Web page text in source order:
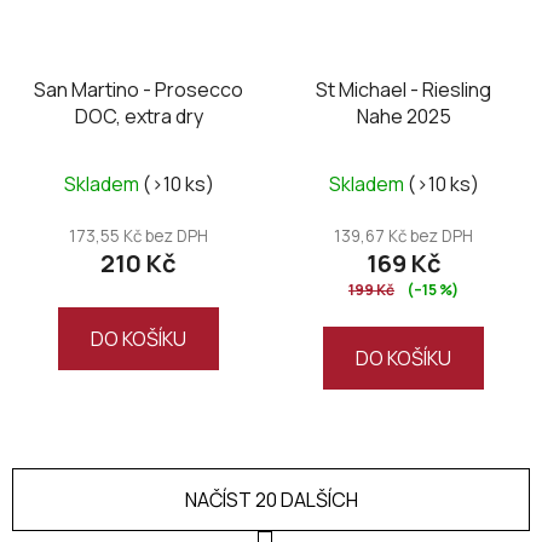
San Martino - Prosecco
DOC, extra dry
Skladem (>10 ks)
173,55 Kč bez DPH
210 Kč
DO KOŠÍKU
St Michael - Riesling
Nahe 2025
Skladem (>10 ks)
139,67 Kč bez DPH
169 Kč
199 Kč (–15 %)
DO KOŠÍKU
NAČÍST 20 DALŠÍCH